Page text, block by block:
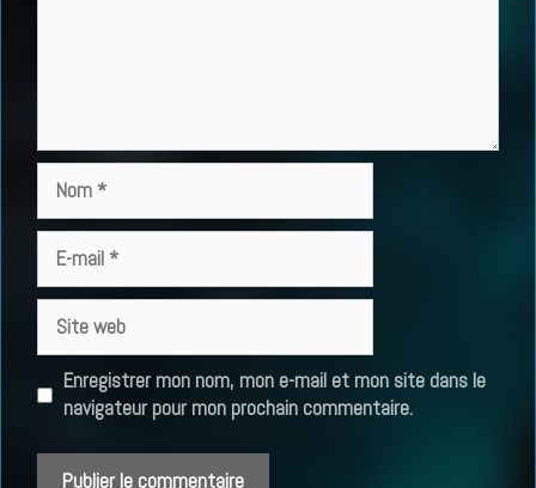
mail
web
Enregistrer mon nom, mon e-mail et mon site dans le
navigateur pour mon prochain commentaire.